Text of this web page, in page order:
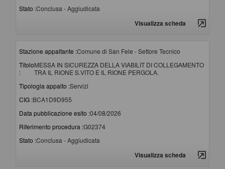
Stato :Conclusa - Aggiudicata
Visualizza scheda
Stazione appaltante :Comune di San Fele - Settore Tecnico
Titolo
:
MESSA IN SICUREZZA DELLA VIABILIT DI COLLEGAMENTO
TRA IL RIONE S.VITO E IL RIONE PERGOLA.
Tipologia appalto :Servizi
CIG :BCA1D9D955
Data pubblicazione esito :04/08/2026
Riferimento procedura :G02374
Stato :Conclusa - Aggiudicata
Visualizza scheda